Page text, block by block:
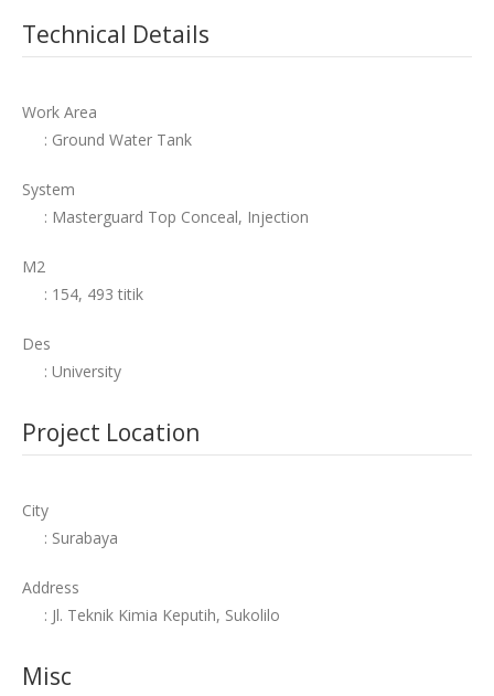
Technical Details
Work Area
: Ground Water Tank
System
: Masterguard Top Conceal, Injection
M2
: 154, 493 titik
Des
: University
Project Location
City
: Surabaya
Address
: Jl. Teknik Kimia Keputih, Sukolilo
Misc